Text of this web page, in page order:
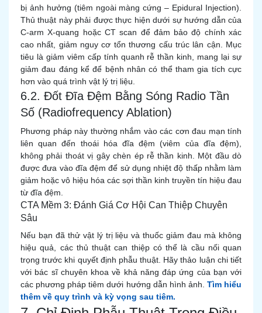
bị ảnh hưởng (tiêm ngoài màng cứng – Epidural Injection).
Thủ thuật này phải được thực hiện dưới sự hướng dẫn của
C-arm X-quang hoặc CT scan để đảm bảo độ chính xác
cao nhất, giảm nguy cơ tổn thương cấu trúc lân cận. Mục
tiêu là giảm viêm cấp tính quanh rễ thần kinh, mang lại sự
giảm đau đáng kể để bệnh nhân có thể tham gia tích cực
hơn vào quá trình vật lý trị liệu.
6.2. Đốt Đĩa Đệm Bằng Sóng Radio Tần
Số (Radiofrequency Ablation)
Phương pháp này thường nhắm vào các cơn đau mạn tính
liên quan đến thoái hóa đĩa đệm (viêm của đĩa đệm),
không phải thoát vị gây chèn ép rễ thần kinh. Một đầu dò
được đưa vào đĩa đệm để sử dụng nhiệt độ thấp nhằm làm
giảm hoặc vô hiệu hóa các sợi thần kinh truyền tín hiệu đau
từ đĩa đệm.
CTA Mềm 3: Đánh Giá Cơ Hội Can Thiệp Chuyên
Sâu
Nếu bạn đã thử vật lý trị liệu và thuốc giảm đau mà không
hiệu quả, các thủ thuật can thiệp có thể là cầu nối quan
trọng trước khi quyết định phẫu thuật. Hãy thảo luận chi tiết
với bác sĩ chuyên khoa về khả năng đáp ứng của bạn với
các phương pháp tiêm dưới hướng dẫn hình ảnh. Tìm hiểu
thêm về quy trình và kỳ vọng sau tiêm.